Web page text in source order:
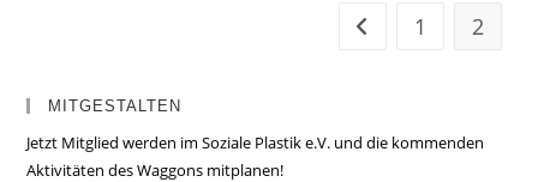
Zur vorherigen Seite
1 2
MITGESTALTEN
Jetzt Mitglied werden im Soziale Plastik e.V. und die kommenden
Aktivitäten des Waggons mitplanen!